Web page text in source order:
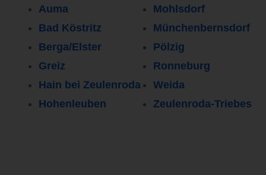
Auma
Bad Köstritz
Berga/Elster
Greiz
Hain bei Zeulenroda
Hohenleuben
Mohlsdorf
Münchenbernsdorf
Pölzig
Ronneburg
Weida
Zeulenroda-Triebes